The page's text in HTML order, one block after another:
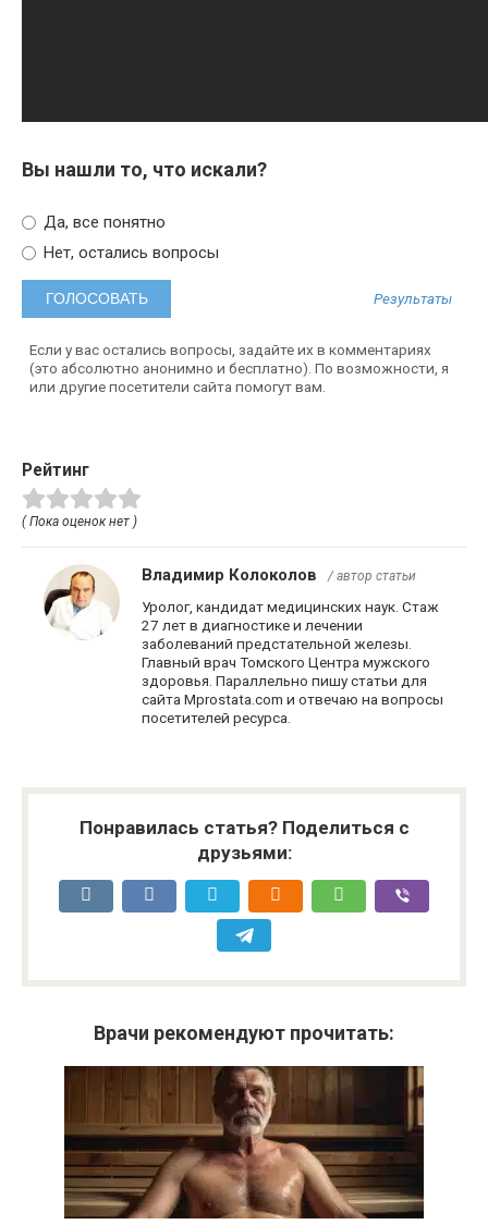
Вы нашли то, что искали?
Да, все понятно
Нет, остались вопросы
Результаты
Если у вас остались вопросы, задайте их в комментариях
(это абсолютно анонимно и бесплатно). По возможности, я
или другие посетители сайта помогут вам.
Рейтинг
( Пока оценок нет )
Владимир Колоколов / автор статьи
Уролог, кандидат медицинских наук. Стаж
27 лет в диагностике и лечении
заболеваний предстательной железы.
Главный врач Томского Центра мужского
здоровья. Параллельно пишу статьи для
сайта Mprostata.com и отвечаю на вопросы
посетителей ресурса.
Понравилась статья? Поделиться с
друзьями:
Врачи рекомендуют прочитать: